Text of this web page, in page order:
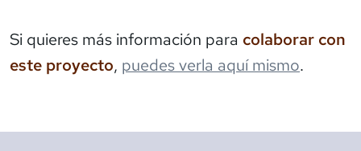
Si quieres más información para colaborar con
este proyecto, puedes verla aquí mismo.